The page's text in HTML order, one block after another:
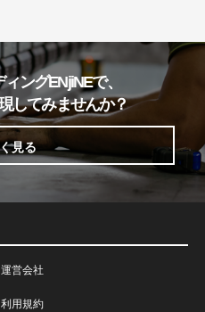
ングENjiNEで、
してみませんか？
見る
運営会社
利用規約